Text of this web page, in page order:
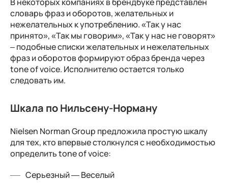
словарь фраз и оборотов, желательных и
нежелательных к употреблению. «Так у нас
принято», «Так мы говорим», «Так у нас не говорят»
– подобные списки желательных и нежелательных
фраз и оборотов формируют образ бренда через
tone of voice. Исполнителю остается только
следовать им.
Шкала по Нильсену-Норману
Nielsen Norman Group предложила простую шкалу
для тех, кто впервые столкнулся с необходимостью
определить tone of voice:
Серьезный — Веселый